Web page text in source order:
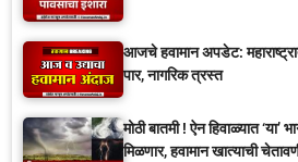
आजचे हवामान अपडेट:
पार, नागरिक त्रस्त
मोठी बातमी ! ऐन हिवाळ्यात ‘या’
मिळणार, हवामान खात्याची